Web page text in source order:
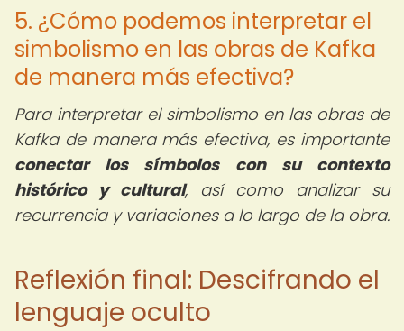
5. ¿Cómo podemos interpretar el
simbolismo en las obras de Kafka
de manera más efectiva?
Para interpretar el simbolismo en las obras de
Kafka de manera más efectiva, es importante
conectar los símbolos con su contexto
histórico y cultural, así como analizar su
recurrencia y variaciones a lo largo de la obra.
Reflexión final: Descifrando el
lenguaje oculto